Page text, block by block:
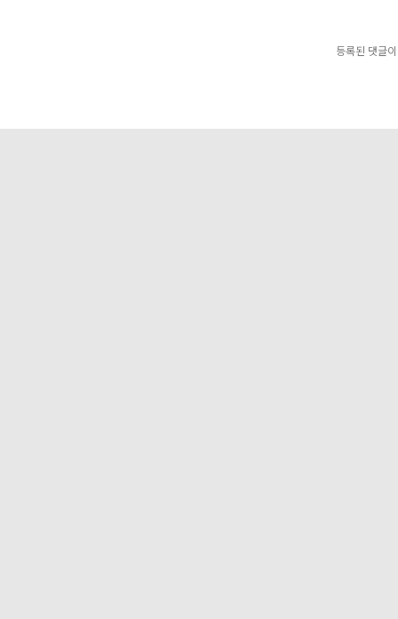
등록된 댓글